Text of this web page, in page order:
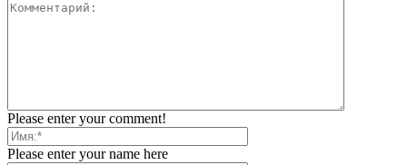
Please enter your comment!
Please enter your name here